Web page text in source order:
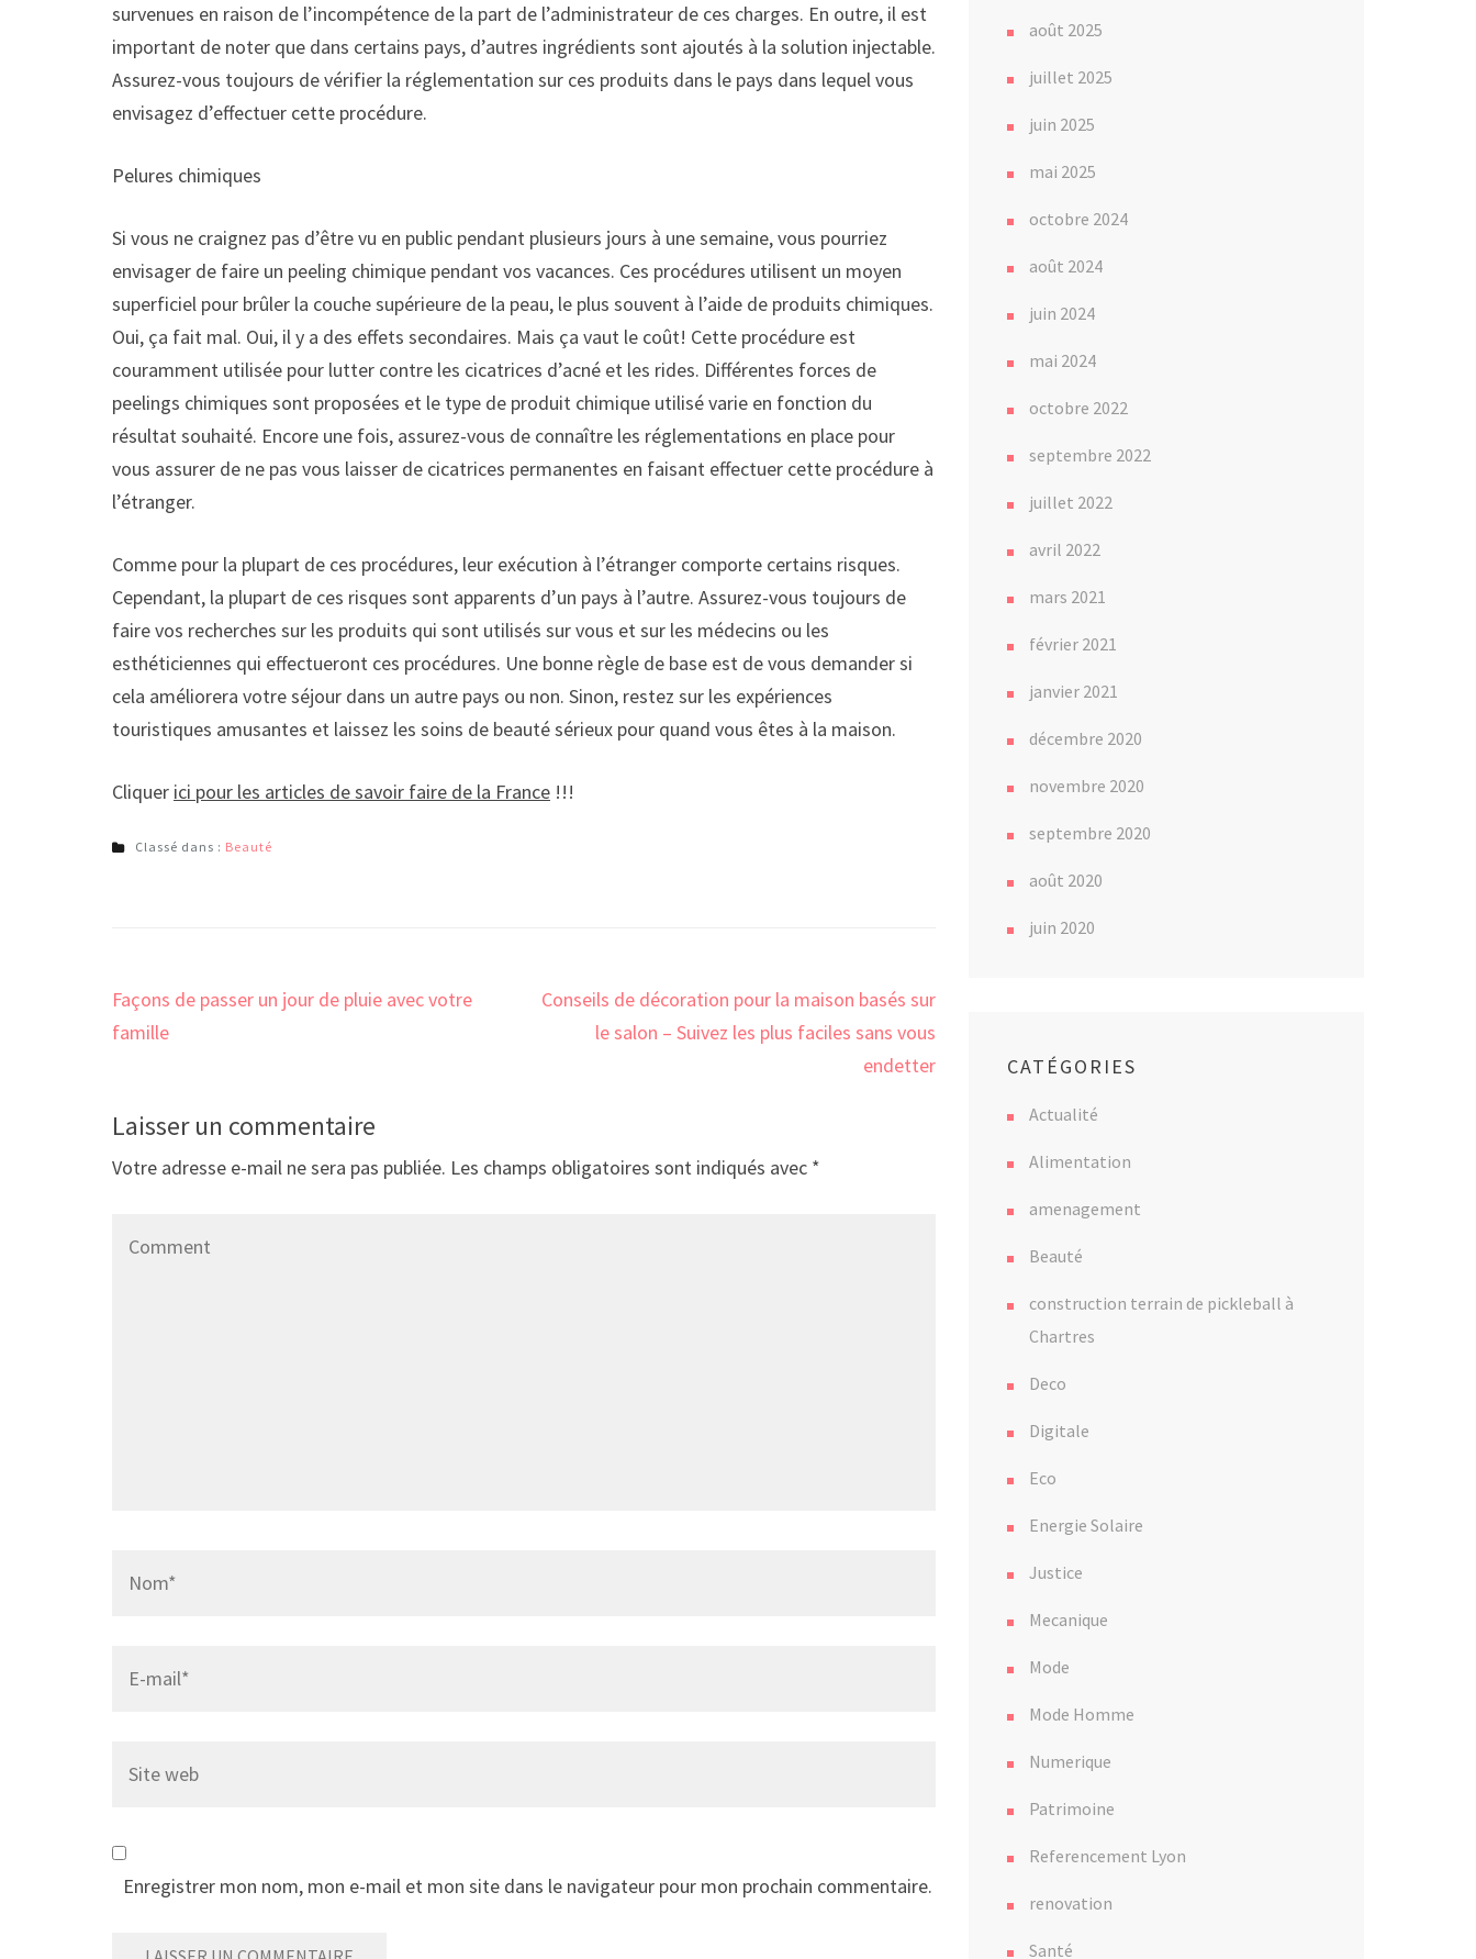
survenues en raison de l’incompétence de la part de l’administrateur de ces charges. En outre, il est
important de noter que dans certains pays, d’autres ingrédients sont ajoutés à la solution injectable.
Assurez-vous toujours de vérifier la réglementation sur ces produits dans le pays dans lequel vous
envisagez d’effectuer cette procédure.
Pelures chimiques
Si vous ne craignez pas d’être vu en public pendant plusieurs jours à une semaine, vous pourriez
envisager de faire un peeling chimique pendant vos vacances. Ces procédures utilisent un moyen
superficiel pour brûler la couche supérieure de la peau, le plus souvent à l’aide de produits chimiques.
Oui, ça fait mal. Oui, il y a des effets secondaires. Mais ça vaut le coût! Cette procédure est
couramment utilisée pour lutter contre les cicatrices d’acné et les rides. Différentes forces de
peelings chimiques sont proposées et le type de produit chimique utilisé varie en fonction du
résultat souhaité. Encore une fois, assurez-vous de connaître les réglementations en place pour
vous assurer de ne pas vous laisser de cicatrices permanentes en faisant effectuer cette procédure à
l’étranger.
Comme pour la plupart de ces procédures, leur exécution à l’étranger comporte certains risques.
Cependant, la plupart de ces risques sont apparents d’un pays à l’autre. Assurez-vous toujours de
faire vos recherches sur les produits qui sont utilisés sur vous et sur les médecins ou les
esthéticiennes qui effectueront ces procédures. Une bonne règle de base est de vous demander si
cela améliorera votre séjour dans un autre pays ou non. Sinon, restez sur les expériences
touristiques amusantes et laissez les soins de beauté sérieux pour quand vous êtes à la maison.
Cliquer ici pour les articles de savoir faire de la France !!!
Classé dans : Beauté
Navigation
de
Façons de passer un jour de pluie avec votre
famille
Conseils de décoration pour la maison basés sur
le salon – Suivez les plus faciles sans vous
endetter
Laisser un commentaire
Votre adresse e-mail ne sera pas publiée. Les champs obligatoires sont indiqués avec *
web
Enregistrer mon nom, mon e-mail et mon site dans le navigateur pour mon prochain commentaire.
août 2025
juillet 2025
juin 2025
mai 2025
octobre 2024
août 2024
juin 2024
mai 2024
octobre 2022
septembre 2022
juillet 2022
avril 2022
mars 2021
février 2021
janvier 2021
décembre 2020
novembre 2020
septembre 2020
août 2020
juin 2020
CATÉGORIES
Actualité
Alimentation
amenagement
Beauté
construction terrain de pickleball à
Chartres
Deco
Digitale
Eco
Energie Solaire
Justice
Mecanique
Mode
Mode Homme
Numerique
Patrimoine
Referencement Lyon
renovation
Santé